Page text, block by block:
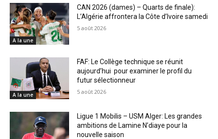
A la une
CAN 2026 (dames) – Quarts de finale):
L’Algérie affrontera la Côte d’Ivoire samedi
5 août 2026
A la une
FAF: Le Collège technique se réunit
aujourd’hui pour examiner le profil du
futur sélectionneur
5 août 2026
Ligue 1 Mobilis – USM Alger: Les grandes
ambitions de Lamine N’diaye pour la
nouvelle saison